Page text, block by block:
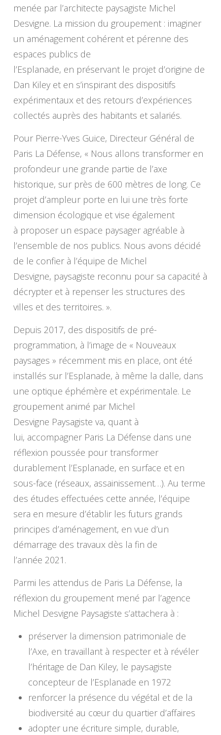
menée par l’architecte paysagiste Michel
Desvigne. La mission du groupement : imaginer
un aménagement cohérent et pérenne des
espaces publics de
l’Esplanade, en préservant le projet d’origine de
Dan Kiley et en s’inspirant des dispositifs
expérimentaux et des retours d’expériences
collectés auprès des habitants et salariés.
Pour Pierre-Yves Guice, Directeur Général de
Paris La Défense, « Nous allons transformer en
profondeur une grande partie de l’axe
historique, sur près de 600 mètres de long. Ce
projet d’ampleur porte en lui une très forte
dimension écologique et vise également
à proposer un espace paysager agréable à
l’ensemble de nos publics. Nous avons décidé
de le confier à l’équipe de Michel
Desvigne, paysagiste reconnu pour sa capacité à
décrypter et à repenser les structures des
villes et des territoires. ».
Depuis 2017, des dispositifs de pré-
programmation, à l’image de « Nouveaux
paysages » récemment mis en place, ont été
installés sur l’Esplanade, à même la dalle, dans
une optique éphémère et expérimentale. Le
groupement animé par Michel
Desvigne Paysagiste va, quant à
lui, accompagner Paris La Défense dans une
réflexion poussée pour transformer
durablement l’Esplanade, en surface et en
sous-face (réseaux, assainissement…). Au terme
des études effectuées cette année, l’équipe
sera en mesure d’établir les futurs grands
principes d’aménagement, en vue d’un
démarrage des travaux dès la fin de
l’année 2021.
Parmi les attendus de Paris La Défense, la
réflexion du groupement mené par l’agence
Michel Desvigne Paysagiste s’attachera à :
préserver la dimension patrimoniale de
l’Axe, en travaillant à respecter et à révéler
l’héritage de Dan Kiley, le paysagiste
concepteur de l’Esplanade en 1972
renforcer la présence du végétal et de la
biodiversité au cœur du quartier d’affaires
adopter une écriture simple, durable,